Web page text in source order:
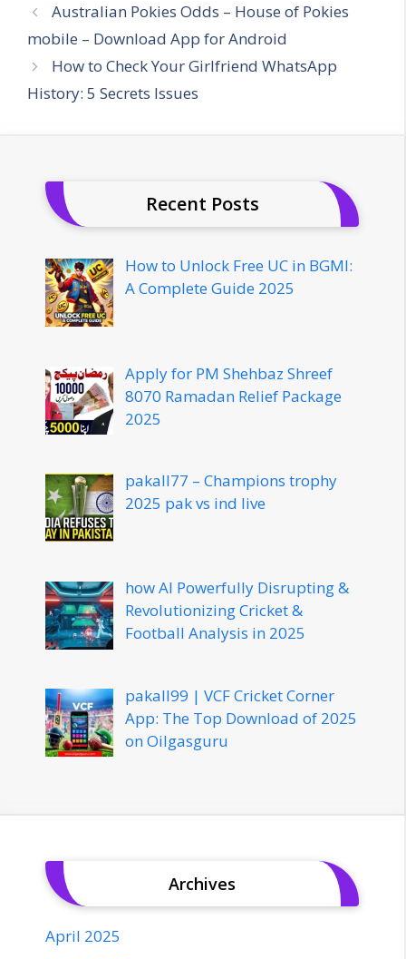
Australian Pokies Odds – House of Pokies
mobile – Download App for Android
How to Check Your Girlfriend WhatsApp
History: 5 Secrets Issues
Recent Posts
How to Unlock Free UC in BGMI:
A Complete Guide 2025
Apply for PM Shehbaz Shreef
8070 Ramadan Relief Package
2025
pakall77 – Champions trophy
2025 pak vs ind live
how AI Powerfully Disrupting &
Revolutionizing Cricket &
Football Analysis in 2025
pakall99 | VCF Cricket Corner
App: The Top Download of 2025
on Oilgasguru
Archives
April 2025